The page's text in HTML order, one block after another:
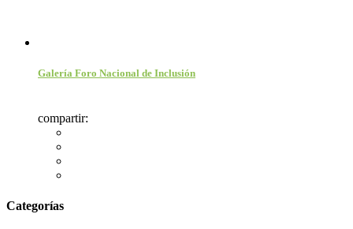
Galería Foro Nacional de Inclusión
compartir:
Categorías